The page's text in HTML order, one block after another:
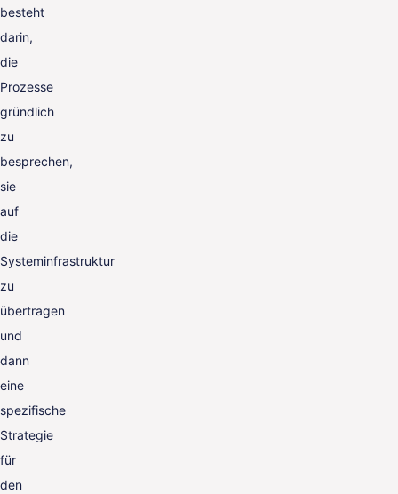
besteht
darin,
die
Prozesse
gründlich
zu
besprechen,
sie
auf
die
Systeminfrastruktur
zu
übertragen
und
dann
eine
spezifische
Strategie
für
den